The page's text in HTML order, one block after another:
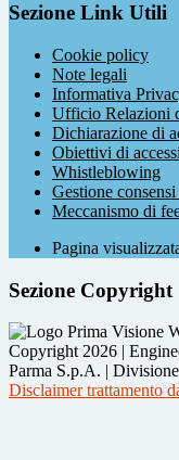
Sezione Link Utili
Cookie policy
Note legali
Informativa
Ufficio Relazioni
Dichiarazione di
Obiettivi di
Whistleblowing
Gestione
Meccanismo di
Pagina
Sezione Copyright
Copyright 2026 |
Parma S.p.A. |
Disclaimer trattamento